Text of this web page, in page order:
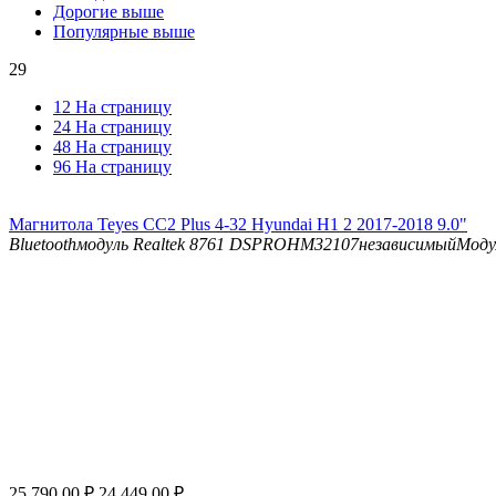
Дорогие выше
Популярные выше
29
12 На страницу
24 На страницу
48 На страницу
96 На страницу
Магнитола Teyes CC2 Plus 4-32 Hyundai H1 2 2017-2018 9.0"
Bluetoothмодуль Realtek 8761 DSP